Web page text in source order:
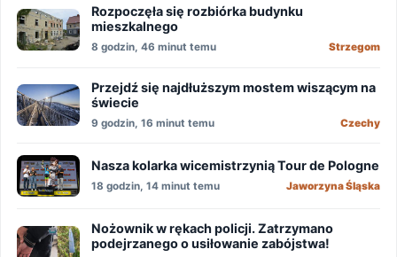
Rozpoczęła się rozbiórka budynku
mieszkalnego
8 godzin, 46 minut temu Strzegom
Przejdź się najdłuższym mostem wiszącym na
świecie
9 godzin, 16 minut temu Czechy
Nasza kolarka wicemistrzynią Tour de Pologne
18 godzin, 14 minut temu Jaworzyna Śląska
Nożownik w rękach policji. Zatrzymano
podejrzanego o usiłowanie zabójstwa!